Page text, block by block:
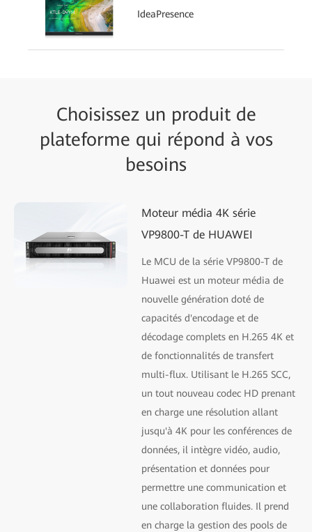
IdeaPresence
Choisissez un produit de
plateforme qui répond à vos
besoins
Moteur média 4K série
VP9800-T de HUAWEI
Le MCU de la série VP9800-T de
Huawei est un moteur média de
nouvelle génération doté de
capacités d'encodage et de
décodage complets en H.265 4K et
de fonctionnalités de transfert
multi-flux. Utilisant le H.265 SCC,
un tout nouveau codec HD prenant
en charge une résolution allant
jusqu'à 4K pour les conférences de
données, il intègre vidéo, audio,
présentation et données pour
permettre une communication et
une collaboration fluides. Il prend
en charge la gestion des pools de